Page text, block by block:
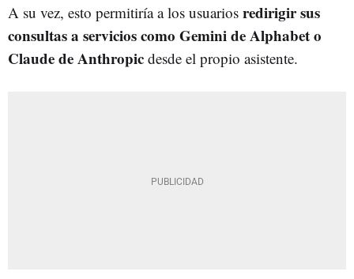
A su vez, esto permitiría a los usuarios redirigir sus
consultas a servicios como Gemini de Alphabet o
Claude de Anthropic desde el propio asistente.